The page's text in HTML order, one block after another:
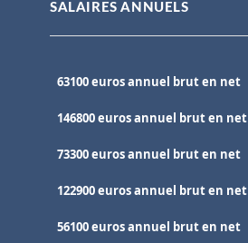
SALAIRES ANNUELS
63100 euros annuel brut en net
146800 euros annuel brut en net
73300 euros annuel brut en net
122900 euros annuel brut en net
56100 euros annuel brut en net